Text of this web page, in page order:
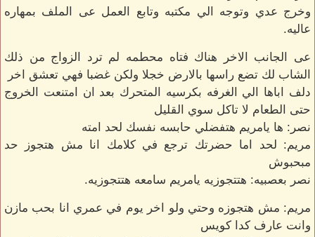
وخرج عدي وتوجه الي مكتبه وتابع العمل عى الملف بمهاره
عاليه.
عى الجانب الاخر هناك فتاه محطمه لم ترد الزواج من ذلك
الشاب لك تضع راسها بالارض خجلا ولكن غضبا فهي تعشق اخر
دلف اباها الي الغرفه بكرسيه المتحرك بعد ان امتنعت الخروج
حتى الطعام لا تاكل سوي القليل
نصر: ها يامريم هتفضلي حابسه نفسك لحد امته
مريم: لحد اما حضرتك ترجع في كلامك انا مش هتجوز حد
مبحبوش
نصر بعصبيه: هتتجوزيه يامريم سامعه هتتجوزيه.
مريم: مش هتجوزه وحتي ولو اخر يوم في عمري انا بحب مازن
وانت عارف كدا كويس